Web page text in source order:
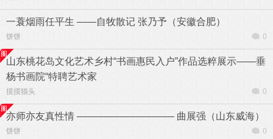
一蓑烟雨任平生 ——自牧散记 张乃予（安徽合肥）
饼饼 0
山东桃花岛文化艺术乡村“书画惠民入户”作品选粹展示——垂
杨书画院“特聘艺术家
摸摸猫头 0
亦师亦友真性情 —————————— 曲展强（山东威海）
饼饼 0